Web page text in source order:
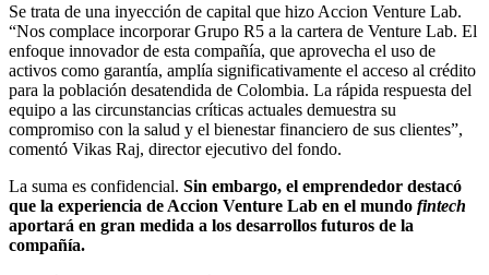
Se trata de una inyección de capital que hizo Accion Venture Lab.
“Nos complace incorporar Grupo R5 a la cartera de Venture Lab. El
enfoque innovador de esta compañía, que aprovecha el uso de
activos como garantía, amplía significativamente el acceso al crédito
para la población desatendida de Colombia. La rápida respuesta del
equipo a las circunstancias críticas actuales demuestra su
compromiso con la salud y el bienestar financiero de sus clientes”,
comentó Vikas Raj, director ejecutivo del fondo.
La suma es confidencial. Sin embargo, el emprendedor destacó
que la experiencia de Accion Venture Lab en el mundo fintech
aportará en gran medida a los desarrollos futuros de la
compañía.